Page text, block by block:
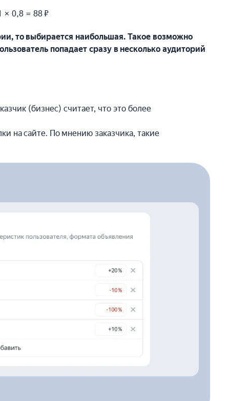
× 0,8 = 88 ₽
то выбирается наибольшая. Такое возможно
попадает сразу в несколько аудиторий
(бизнес) считает, что это более
на сайте. По мнению заказчика, такие